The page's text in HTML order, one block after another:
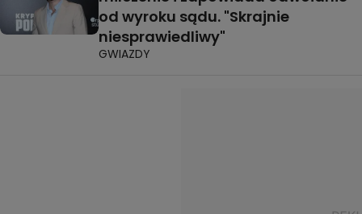
od wyroku sądu. "Skrajnie
niesprawiedliwy"
GWIAZDY